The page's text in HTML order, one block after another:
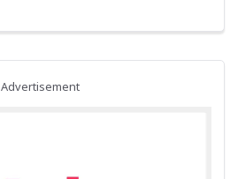
Advertisement